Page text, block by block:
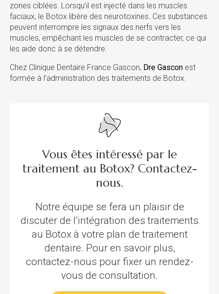
zones ciblées. Lorsqu’il est injecté dans les muscles
faciaux, le Botox libère des neurotoxines. Ces substances
peuvent interrompre les signaux des nerfs vers les
muscles, empêchant les muscles de se contracter, ce qui
les aide donc à se détendre.
Chez Clinique Dentaire France Gascon, Dre Gascon est
formée à l’administration des traitements de Botox.
Vous êtes intéressé par le
traitement au Botox? Contactez-
nous.
Notre équipe se fera un plaisir de
discuter de l’intégration des traitements
au Botox à votre plan de traitement
dentaire. Pour en savoir plus,
contactez-nous pour fixer un rendez-
vous de consultation.